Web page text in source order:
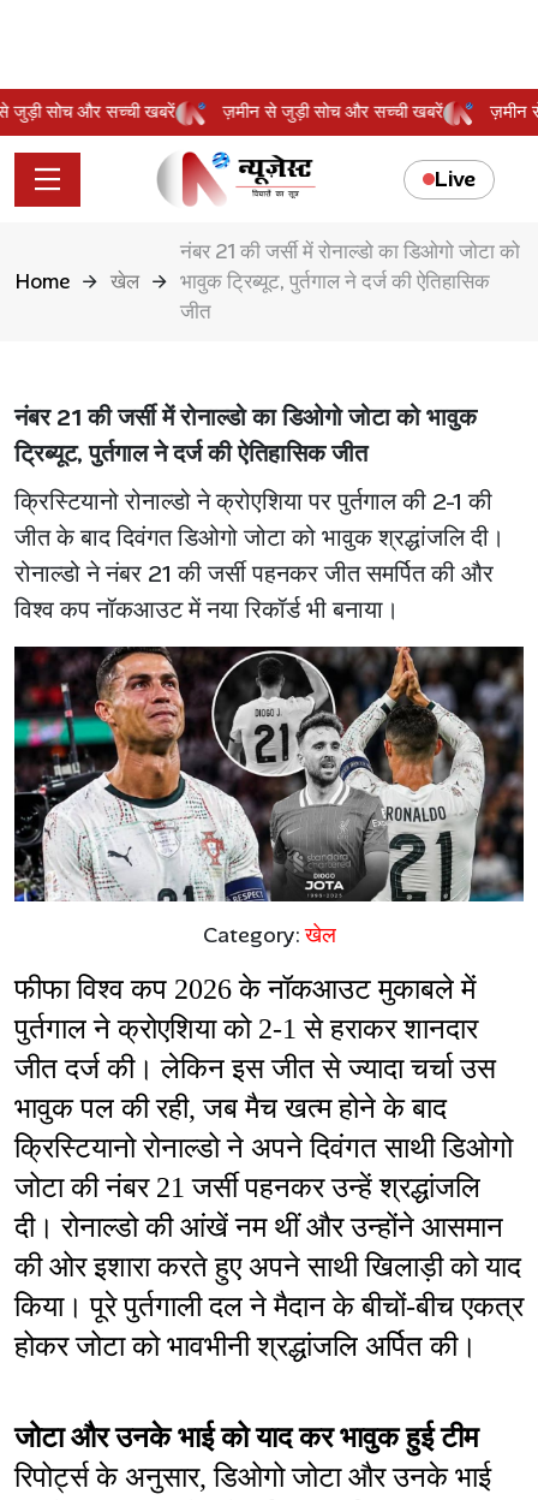
से जुड़ी सोच और सच्ची खबरें ज़मीन से जुड़ी सोच और सच्ची खबरें
Live
Home खेल
नंबर 21 की जर्सी में रोनाल्डो का डिओगो जोटा को
भावुक ट्रिब्यूट, पुर्तगाल ने दर्ज की ऐतिहासिक
जीत
नंबर 21 की जर्सी में रोनाल्डो का डिओगो जोटा को भावुक
ट्रिब्यूट, पुर्तगाल ने दर्ज की ऐतिहासिक जीत
क्रिस्टियानो रोनाल्डो ने क्रोएशिया पर पुर्तगाल की 2-1 की
जीत के बाद दिवंगत डिओगो जोटा को भावुक श्रद्धांजलि दी।
रोनाल्डो ने नंबर 21 की जर्सी पहनकर जीत समर्पित की और
विश्व कप नॉकआउट में नया रिकॉर्ड भी बनाया।
Category:खेल
फीफा विश्व कप 2026 के नॉकआउट मुकाबले में
पुर्तगाल ने क्रोएशिया को 2-1 से हराकर शानदार
जीत दर्ज की। लेकिन इस जीत से ज्यादा चर्चा उस
भावुक पल की रही, जब मैच खत्म होने के बाद
क्रिस्टियानो रोनाल्डो ने अपने दिवंगत साथी डिओगो
जोटा की नंबर 21 जर्सी पहनकर उन्हें श्रद्धांजलि
दी। रोनाल्डो की आंखें नम थीं और उन्होंने आसमान
की ओर इशारा करते हुए अपने साथी खिलाड़ी को याद
किया। पूरे पुर्तगाली दल ने मैदान के बीचों-बीच एकत्र
होकर जोटा को भावभीनी श्रद्धांजलि अर्पित की।
जोटा और उनके भाई को याद कर भावुक हुई टीम
रिपोर्ट्स के अनुसार, डिओगो जोटा और उनके भाई